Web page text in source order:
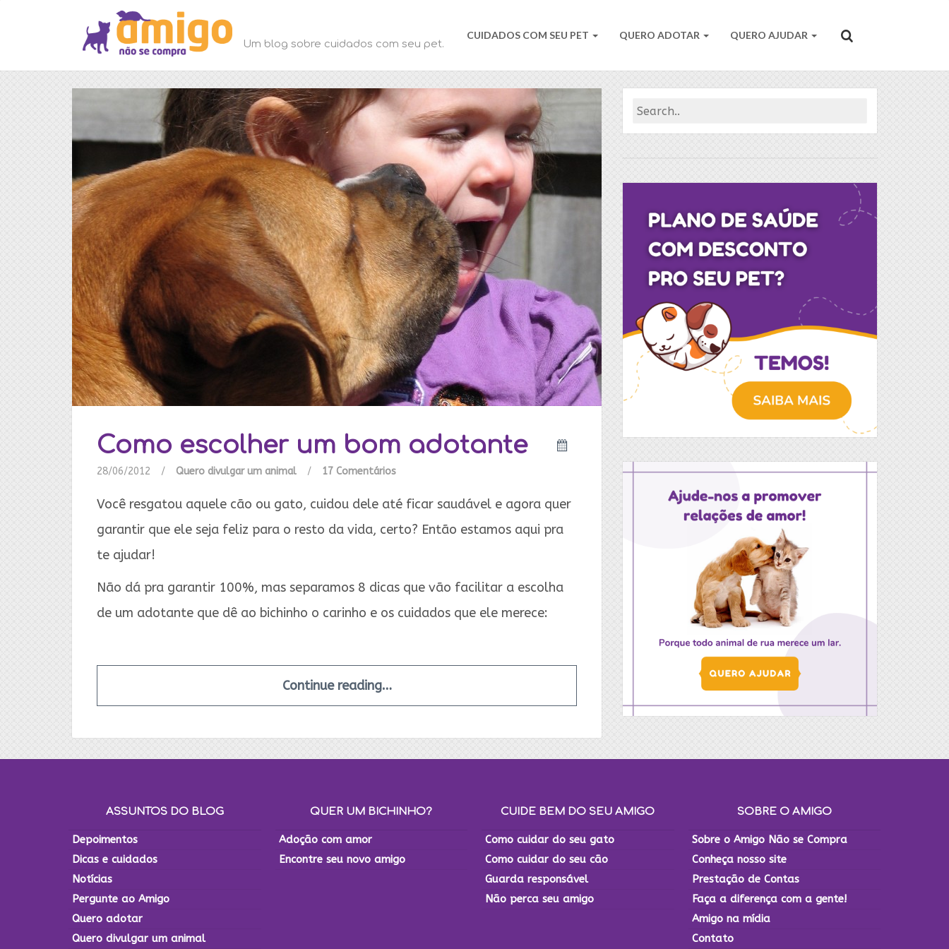
Um blog sobre cuidados com seu pet.
CUIDADOS COM SEU PET QUERO ADOTAR QUERO AJUDAR
Como escolher um bom adotante
28/06/2012 / Quero divulgar um animal / 17 Comentários
Você resgatou aquele cão ou gato, cuidou dele até ficar saudável e agora quer
garantir que ele seja feliz para o resto da vida, certo? Então estamos aqui pra
te ajudar!
Não dá pra garantir 100%, mas separamos 8 dicas que vão facilitar a escolha
de um adotante que dê ao bichinho o carinho e os cuidados que ele merece:
Continue reading…
ASSUNTOS DO BLOG
Depoimentos
Dicas e cuidados
Notícias
Pergunte ao Amigo
Quero adotar
Quero divulgar um animal
QUER UM BICHINHO?
Adoção com amor
Encontre seu novo amigo
CUIDE BEM DO SEU AMIGO
Como cuidar do seu gato
Como cuidar do seu cão
Guarda responsável
Não perca seu amigo
SOBRE O AMIGO
Sobre o Amigo Não se Compra
Conheça nosso site
Prestação de Contas
Faça a diferença com a gente!
Amigo na mídia
Contato